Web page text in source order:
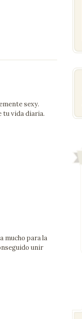
sexy.
tu vida diaria.
mucho para la
unir